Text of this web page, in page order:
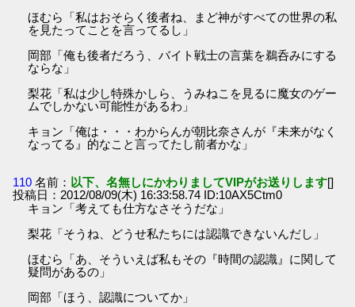
ほむら「私はおそらく後者ね、まど神がすべての世界の私
を見たってことを言ってるし」
岡部「俺も後者だろう、バイト戦士の言葉を鵜呑みにする
ならな」
梨花「私は少し特殊かしら、うみねこを見るに魔女のゲー
ムでしかない可能性があるわ」
キョン「俺は・・・わからんが朝比奈さんが『未来がなく
なってる』的なこと言ってたし前者かな」
110 名前： 以下、名無しにかわりましてVIPがお送りします[]
投稿日：2012/08/09(木) 16:33:58.74 ID:10AX5Ctm0
キョン「考えても仕方なさそうだな」
梨花「そうね、どうせ私たちには認識できないんだし」
ほむら「あ、そういえば私もその『時間の認識』に関して
疑問があるの」
岡部「ほう、認識についてか」